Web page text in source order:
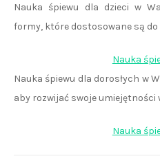
Nauka śpiewu dla dzieci w
formy, które dostosowane są
Nauka
Nauka śpiewu dla dorosłych w
aby rozwijać swoje umiejętności
Nauka